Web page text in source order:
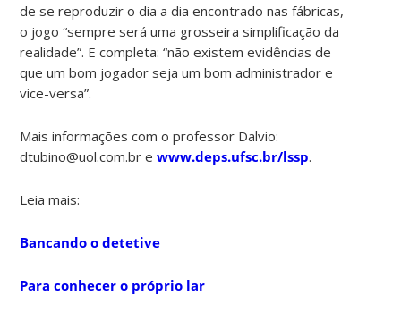
de se reproduzir o dia a dia encontrado nas fábricas,
o jogo “sempre será uma grosseira simplificação da
realidade”. E completa: “não existem evidências de
que um bom jogador seja um bom administrador e
vice-versa”.
Mais informações com o professor Dalvio:
dtubino@uol.com.br ewww.deps.ufsc.br/lssp.
Leia mais:
Bancando o detetive
Para conhecer o próprio lar